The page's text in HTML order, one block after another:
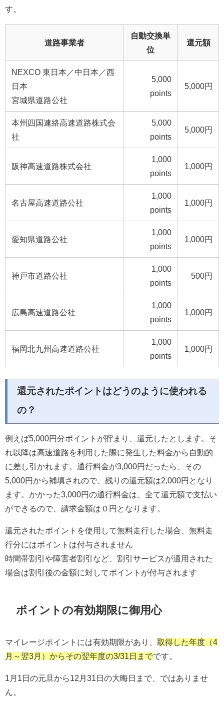
す。
道路事業者
自動交換単
位
還元額
NEXCO 東日本／中日本／西
日本
宮城県道路公社
5,000
points
5,000円
本州四国連絡高速道路株式会
社
5,000
points
5,000円
阪神高速道路株式会社
1,000
points
1,000円
名古屋高速道路公社
1,000
points
1,000円
愛知県道路公社
1,000
points
1,000円
神戸市道路公社
1,000
points
500円
広島高速道路公社
1,000
points
1,000円
福岡北九州高速道路公社
1,000
points
1,000円
還元されたポイントはどうのように使われる
の？
例えば5,000円分ポイントが貯まり、還元したとします。そ
れ以降は高速道路を利用した際に発生した料金から自動的
に差し引かれます。通行料金が3,000円だったら、その
5,000円から補填されので、残りの還元額は2,000円となり
ます。かかった3,000円の通行料金は、全て還元額で支払い
ができるので、 請求金額は０円となります。
還元されたポイントを使用して無料走行した場合、 無料走
行分にはポイントは付与されません
時間帯割引や障害者割引など、割引サービスが適用された
場合は割引後の金額に対してポイントが付与されます
ポイントの有効期限に御用心
マイレージポイントには有効期限があり、 取得した年度（4
月～翌3月）からその翌年度の3/31日までです。
1月1日の元旦から12月31日の大晦日まで、ではありませ
ん。